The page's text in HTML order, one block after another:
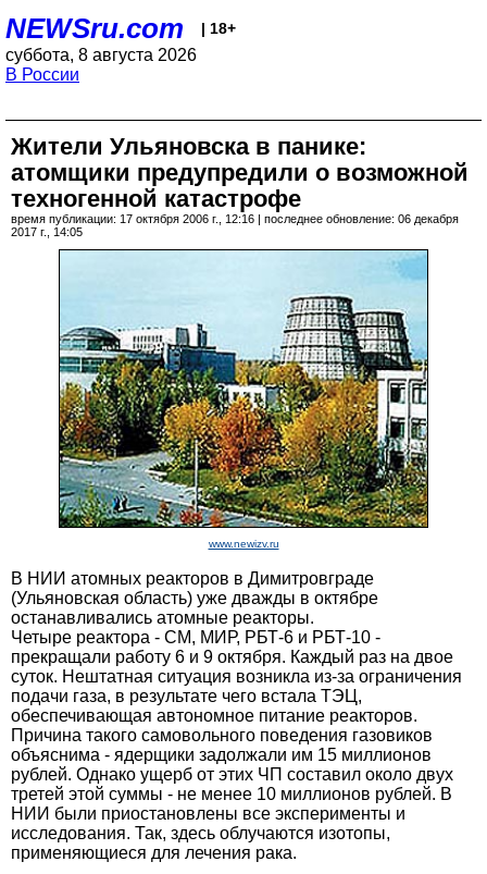
NEWSru.com | 18+
суббота, 8 августа 2026
В России
Жители Ульяновска в панике:
атомщики предупредили о возможной
техногенной катастрофе
время публикации: 17 октября 2006 г., 12:16 | последнее обновление: 06 декабря
2017 г., 14:05
www.newizv.ru
В НИИ атомных реакторов в Димитровграде
(Ульяновская область) уже дважды в октябре
останавливались атомные реакторы.
Четыре реактора - СМ, МИР, РБТ-6 и РБТ-10 -
прекращали работу 6 и 9 октября. Каждый раз на двое
суток. Нештатная ситуация возникла из-за ограничения
подачи газа, в результате чего встала ТЭЦ,
обеспечивающая автономное питание реакторов.
Причина такого самовольного поведения газовиков
объяснима - ядерщики задолжали им 15 миллионов
рублей. Однако ущерб от этих ЧП составил около двух
третей этой суммы - не менее 10 миллионов рублей. В
НИИ были приостановлены все эксперименты и
исследования. Так, здесь облучаются изотопы,
применяющиеся для лечения рака.